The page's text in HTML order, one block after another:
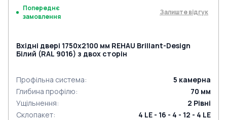
Попереднє
замовлення
Залиште відгук
Вхідні двері 1750x2100 мм REHAU Brillant-Design
Білий (RAL 9016) з двох сторін
Профільна система: 5 камерна
Глибина профілю: 70 мм
Ущільнення: 2 Рівні
Склопакет: 4 LE - 16 - 4 - 12 - 4 LE